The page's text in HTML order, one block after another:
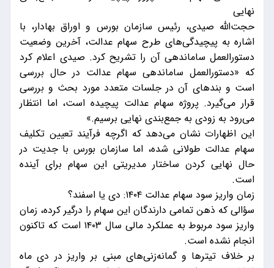
نهایی
حجت‌الله صیدی، رئیس سازمان بورس و اوراق بهادار، با
اشاره به پیچیدگی‌های طرح سهام عدالت، آخرین وضعیت
دستورالعمل ساماندهی آن را تشریح کرد. صیدی اعلام کرد
که «دستورالعمل ساماندهی سهام عدالت در حال بررسی
است و بند‌های آن در جلسات متعدد مورد بحث و بررسی
قرار می‌گیرد. پروژه سهام عدالت پیچیده است، اما انتظار
می‌رود به زودی به جمع‌بندی نهایی برسیم.»
این اظهارات نشان می‌دهد که اگرچه فرآیند تعیین تکلیف
سهام عدالت طولانی شده، اما سازمان بورس با جدیت در
حال نهایی کردن ساختار مدیریتی این سهام برای آینده
است.
زمان واریز سود سهام عدالت ۱۴۰۴: دی یا اسفند؟
سؤالی که ذهن تمامی دارندگان این سهام را درگیر کرده، زمان
واریز سود مربوط به عملکرد مالی سال ۱۴۰۳ است که تاکنون
انجام نشده است.
بر خلاف تیتر‌ها و گمانه‌زنی‌های مبنی بر واریز در دی ماه